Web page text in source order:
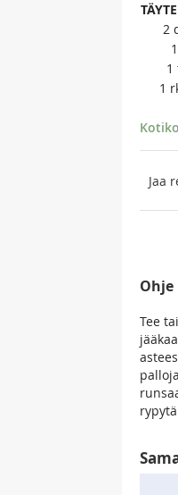
TÄYTE
2
1
1
1
Jaa
Ohje
Tee